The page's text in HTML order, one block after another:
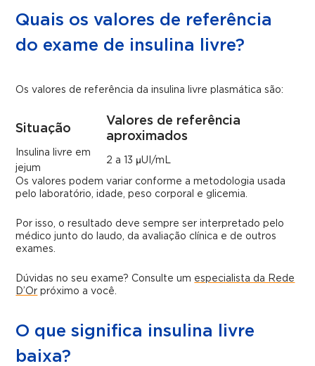
Quais os valores de referência
do exame de insulina livre?
Os valores de referência da insulina livre plasmática são:
Situação
Valores de referência
aproximados
Insulina livre em
jejum
2 a 13 µUI/mL
Os valores podem variar conforme a metodologia usada
pelo laboratório, idade, peso corporal e glicemia.
Por isso, o resultado deve sempre ser interpretado pelo
médico junto do laudo, da avaliação clínica e de outros
exames.
Dúvidas no seu exame? Consulte um especialista da Rede
D’Or próximo a você.
O que significa insulina livre
baixa?